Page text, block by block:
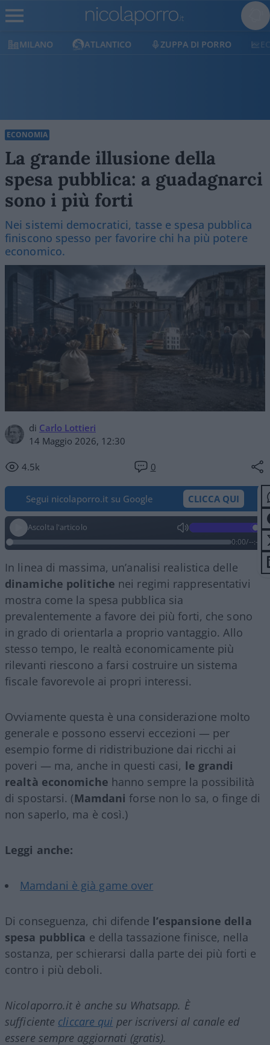
ATLANTICO ZUPPA DI PORRO ECONOMIA
ECONOMIA
La grande illusione della
spesa pubblica: a guadagnarci
sono i più forti
Nei sistemi democratici, tasse e spesa pubblica
finiscono spesso per favorire chi ha più potere
economico.
di Carlo Lottieri
14 Maggio 2026, 12:30
4.5k 0
Segui nicolaporro.it su Google CLICCA QUI
Ascolta l'articolo
0:00/--:--
In linea di massima, un’analisi realistica delle
dinamiche politiche nei regimi rappresentativi
mostra come la spesa pubblica sia
prevalentemente a favore dei più forti, che sono
in grado di orientarla a proprio vantaggio. Allo
stesso tempo, le realtà economicamente più
rilevanti riescono a farsi costruire un sistema
fiscale favorevole ai propri interessi.
Ovviamente questa è una considerazione molto
generale e possono esservi eccezioni — per
esempio forme di ridistribuzione dai ricchi ai
poveri — ma, anche in questi casi, le grandi
realtà economiche hanno sempre la possibilità
di spostarsi. (Mamdani forse non lo sa, o finge di
non saperlo, ma è così.)
Leggi anche:
Mamdani è già game over
Di conseguenza, chi difende l’espansione della
spesa pubblica e della tassazione finisce, nella
sostanza, per schierarsi dalla parte dei più forti e
contro i più deboli.
Nicolaporro.it è anche su Whatsapp. È
sufficiente cliccare qui per iscriversi al canale ed
essere sempre aggiornati (gratis).